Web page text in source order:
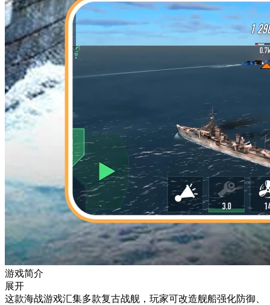
游戏简介
展开
这款海战游戏汇集多款复古战舰，玩家可改造舰船强化防御、